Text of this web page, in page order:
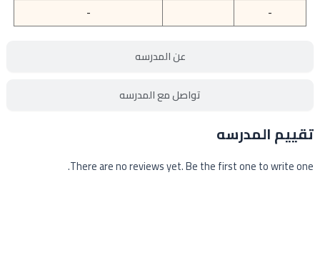
عن المدرسه
تواصل مع المدرسه
-
-
تقييم المدرسه
There are no reviews yet. Be the first one to write one.